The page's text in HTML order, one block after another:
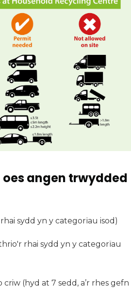
angen trwydded
sydd yn y categorïau isod)
rhai sydd yn y categorïau
(hyd at 7 sedd, a’r rhes gefn